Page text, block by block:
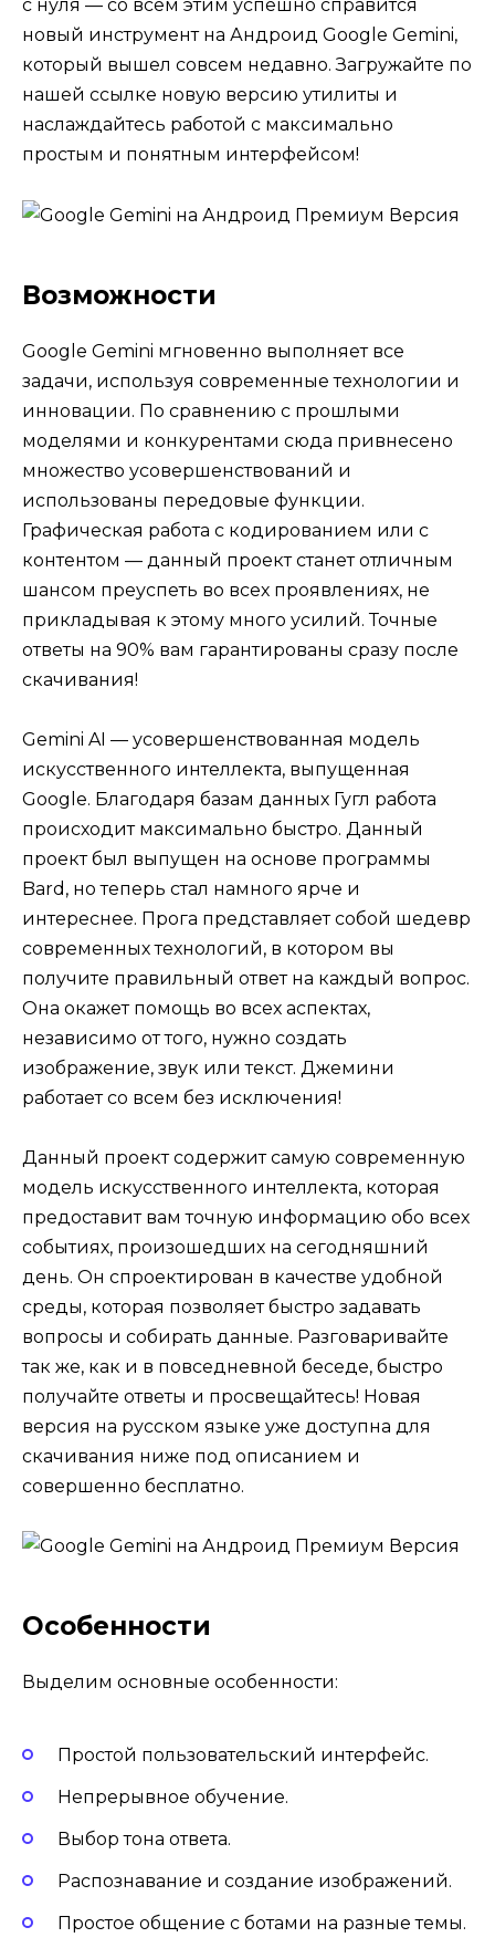
с нуля — со всем этим успешно справится
новый инструмент на Андроид Google Gemini,
который вышел совсем недавно. Загружайте по
нашей ссылке новую версию утилиты и
наслаждайтесь работой с максимально
простым и понятным интерфейсом!
Возможности
Google Gemini мгновенно выполняет все
задачи, используя современные технологии и
инновации. По сравнению с прошлыми
моделями и конкурентами сюда привнесено
множество усовершенствований и
использованы передовые функции.
Графическая работа с кодированием или с
контентом — данный проект станет отличным
шансом преуспеть во всех проявлениях, не
прикладывая к этому много усилий. Точные
ответы на 90% вам гарантированы сразу после
скачивания!
Gemini AI — усовершенствованная модель
искусственного интеллекта, выпущенная
Google. Благодаря базам данных Гугл работа
происходит максимально быстро. Данный
проект был выпущен на основе программы
Bard, но теперь стал намного ярче и
интереснее. Прога представляет собой шедевр
современных технологий, в котором вы
получите правильный ответ на каждый вопрос.
Она окажет помощь во всех аспектах,
независимо от того, нужно создать
изображение, звук или текст. Джемини
работает со всем без исключения!
Данный проект содержит самую современную
модель искусственного интеллекта, которая
предоставит вам точную информацию обо всех
событиях, произошедших на сегодняшний
день. Он спроектирован в качестве удобной
среды, которая позволяет быстро задавать
вопросы и собирать данные. Разговаривайте
так же, как и в повседневной беседе, быстро
получайте ответы и просвещайтесь! Новая
версия на русском языке уже доступна для
скачивания ниже под описанием и
совершенно бесплатно.
Особенности
Выделим основные особенности:
Простой пользовательский интерфейс.
Непрерывное обучение.
Выбор тона ответа.
Распознавание и создание изображений.
Простое общение с ботами на разные темы.